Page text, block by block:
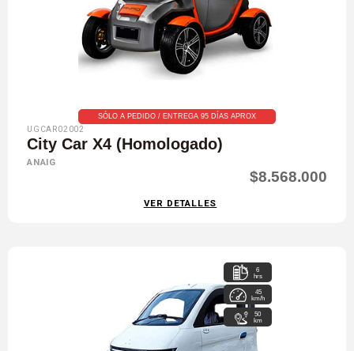
SÓLO A PEDIDO / ENTREGA 95 DÍAS APROX
UGCAR02002
City Car X4 (Homologado)
ANAIG
$8.568.000
VER DETALLES
6
hrs
45
km/h
50
km